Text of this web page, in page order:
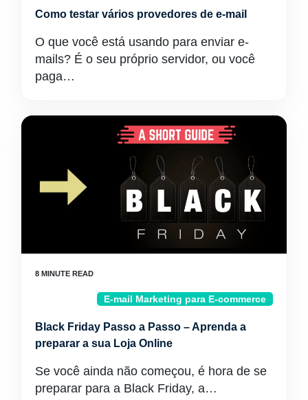
Como testar vários provedores de e-mail
O que você está usando para enviar e-
mails? É o seu próprio servidor, ou você
paga…
E-mail Marketing para E-commerce
Black Friday Passo a Passo – Aprenda a
preparar a sua Loja Online
Se você ainda não começou, é hora de se
preparar para a Black Friday, a…